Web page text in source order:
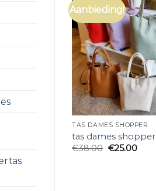
Aanbieding!
TAS DAMES SHOPPER
tas dames shopper
€38.00 €25.00